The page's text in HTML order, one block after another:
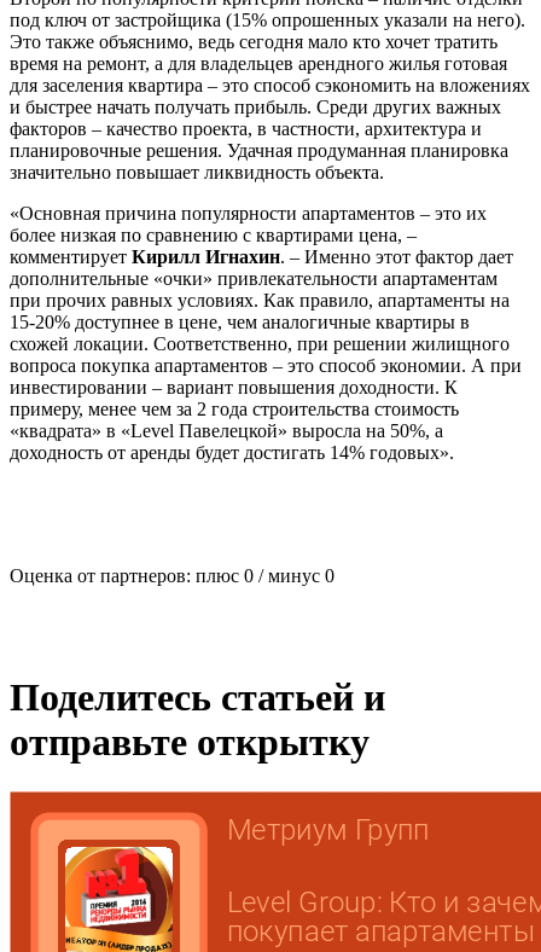
под ключ от застройщика (15% опрошенных указали на него).
Это также объяснимо, ведь сегодня мало кто хочет тратить
время на ремонт, а для владельцев арендного жилья готовая
для заселения квартира – это способ сэкономить на вложениях
и быстрее начать получать прибыль. Среди других важных
факторов – качество проекта, в частности, архитектура и
планировочные решения. Удачная продуманная планировка
значительно повышает ликвидность объекта.
«Основная причина популярности апартаментов – это их
более низкая по сравнению с квартирами цена, –
комментирует Кирилл Игнахин. – Именно этот фактор дает
дополнительные «очки» привлекательности апартаментам
при прочих равных условиях. Как правило, апартаменты на
15-20% доступнее в цене, чем аналогичные квартиры в
схожей локации. Соответственно, при решении жилищного
вопроса покупка апартаментов – это способ экономии. А при
инвестировании – вариант повышения доходности. К
примеру, менее чем за 2 года строительства стоимость
«квадрата» в «Level Павелецкой» выросла на 50%, а
доходность от аренды будет достигать 14% годовых».
Оценка от партнеров: плюс 0 / минус 0
Поделитесь статьей и
отправьте открытку